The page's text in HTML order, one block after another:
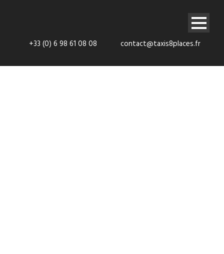
+33 (0) 6 98 61 08 08 contact@taxis8places.fr